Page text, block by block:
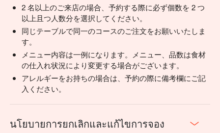
2 名以上のご来店の場合、予約する際に必ず個数を 2 つ
以上且つ人数分を選択してください。
同じテーブルで同一のコースのご注文をお願いいたしま
す。
メニュー内容は一例になります。メニュー、品数は食材
の仕入れ状況により変更する場合がございます。
アレルギーをお持ちの場合は、予約の際に備考欄にご記
入ください。
นโยบายการยกเลิกและแก้ไขการจอง